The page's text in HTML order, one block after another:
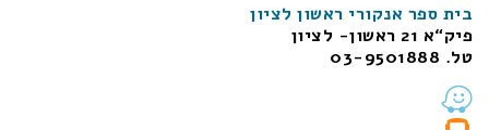
בית ספר אנקורי ראשון לציון
פיק“א 21 ראשון- לציון
טל. 03-9501888